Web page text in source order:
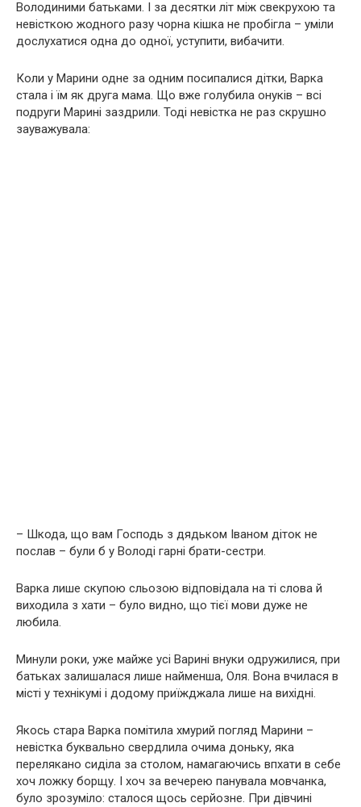
Володиними батьками. І за десятки літ між свекрухою та
невісткою жодного разу чорна кішка не пробігла – уміли
дослухатися одна до одної, устyпити, вибачити.
Коли у Марини одне за одним посипалися дітки, Варка
стала і їм як друга мама. Що вже голубила онуків – всі
подруги Марині заздрили. Тоді невістка не раз скрушно
зауважувала:
– Шкода, що вам Господь з дядьком Іваном діток не
послав – були б у Володі гарні брати-сестри.
Варка лише скупою сльозою відповідала на ті слова й
виходила з хати – було видно, що тієї мови дуже не
любила.
Минули роки, уже майже усі Варині внуки одружилися, при
батьках залишалася лише найменша, Оля. Вона вчилася в
місті у технікумі і додому приїжджала лише на вихідні.
Якось стара Варка помітила хмурий погляд Марини –
невістка буквально свердлила очима доньку, яка
перелякано сиділа за столом, намагаючись впхати в себе
хоч ложку борщу. І хоч за вечерею панувала мовчанка,
було зрозуміло: сталося щось серйозне. При дівчині